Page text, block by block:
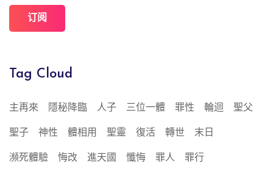
订阅
Tag Cloud
主再來 隱秘降臨 人子 三位一體 罪性 輪迴 聖父
聖子 神性 體相用 聖靈 復活 轉世 末日
瀕死體驗 悔改 進天國 懺悔 罪人 罪行